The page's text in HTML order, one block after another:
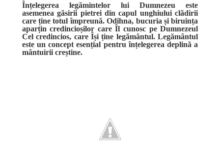
Înțelegerea legămintelor lui Dumnezeu este
asemenea găsirii pietrei din capul unghiului clădirii
care ține totul împreună. Odihna, bucuria și biruința
aparțin credincioșilor care Îl cunosc pe Dumnezeul
Cel credincios, care Își ține legământul. Legământul
este un concept esențial pentru înțelegerea deplină a
mântuirii creștine.